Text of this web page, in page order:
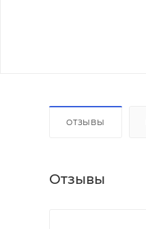
ОТЗЫВЫ
Отзывы